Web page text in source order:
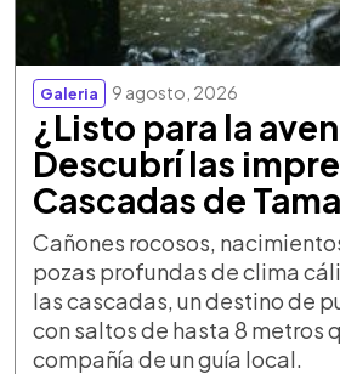
Galeria 9 agosto, 2026
¿Listo para la
Descubrí las
Cascadas de
Cañones rocosos,
pozas profundas de clima
las cascadas, un destino de
con saltos de hasta 8 metros
compañía de un guía local.